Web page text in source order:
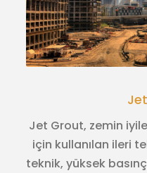
Jet Grout, zemin
için kullanılan ileri
teknik, yüksek